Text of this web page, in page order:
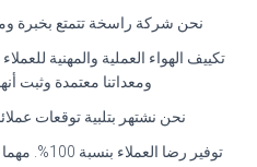
نحن شركة راسخة تتمتع بخبرة
تكييف الهواء العملية والمهنية
ومعداتنا معتمدة وثبت
نحن نشتهر بتلبية توقعات
توفير رضا العملاء بنسبة 100%. مهما كان ما تحتاجه، فقد قمنا بتغطيته.